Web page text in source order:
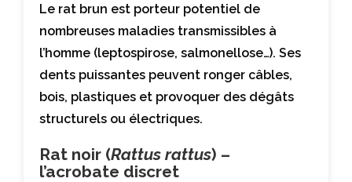
Le rat brun est porteur potentiel de
nombreuses maladies transmissibles à
l’homme (leptospirose, salmonellose…). Ses
dents puissantes peuvent ronger câbles,
bois, plastiques et provoquer des dégâts
structurels ou électriques.
Rat noir (Rattus rattus) –
l’acrobate discret